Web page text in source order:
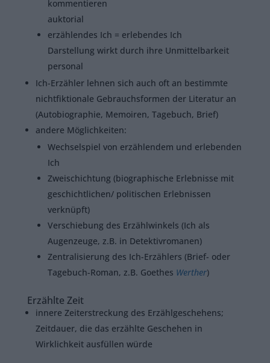
kommentieren
auktorial
erzählendes Ich = erlebendes Ich
Darstellung wirkt durch ihre Unmittelbarkeit
personal
Ich-Erzähler lehnen sich auch oft an bestimmte
nichtfiktionale Gebrauchsformen der Literatur an
(Autobiographie, Memoiren, Tagebuch, Brief)
andere Möglichkeiten:
Wechselspiel von erzählendem und erlebenden
Ich
Zweischichtung (biographische Erlebnisse mit
geschichtlichen/ politischen Erlebnissen
verknüpft)
Verschiebung des Erzählwinkels (Ich als
Augenzeuge, z.B. in Detektivromanen)
Zentralisierung des Ich-Erzählers (Brief- oder
Tagebuch-Roman, z.B. Goethes Werther)
Erzählte Zeit
innere Zeiterstreckung des Erzählgeschehens;
Zeitdauer, die das erzählte Geschehen in
Wirklichkeit ausfüllen würde